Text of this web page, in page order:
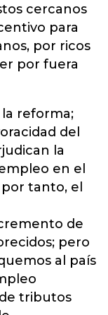
cercanos
para
por ricos
por fuera
reforma;
del
la
en el
tanto, el
de
pero
al país
tributos